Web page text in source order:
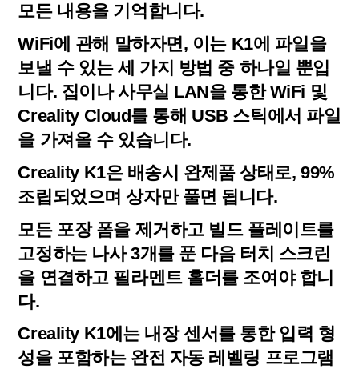
모든 내용을 기억합니다.
WiFi에 관해 말하자면, 이는 K1에 파일을
보낼 수 있는 세 가지 방법 중 하나일 뿐입
니다. 집이나 사무실 LAN을 통한 WiFi 및
Creality Cloud를 통해 USB 스틱에서 파일
을 가져올 수 있습니다.
Creality K1은 배송시 완제품 상태로, 99%
조립되었으며 상자만 풀면 됩니다.
모든 포장 폼을 제거하고 빌드 플레이트를
고정하는 나사 3개를 푼 다음 터치 스크린
을 연결하고 필라멘트 홀더를 조여야 합니
다.
Creality K1에는 내장 센서를 통한 입력 형
성을 포함하는 완전 자동 레벨링 프로그램